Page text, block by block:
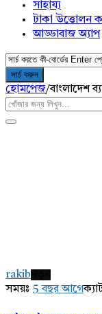
সাহায্য
টাকা উত্তোলন
আড্ডাবাজ অ্যাপ
হোমপেজ/বাংলাদেশ
Latest
প্রশ্ন
rakib
সময়ঃ 5 বছর আগে